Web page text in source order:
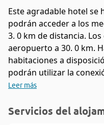
Este agradable hotel se
podrán acceder a los
3. 0 km de distancia.
aeropuerto a 30. 0 km.
habitaciones a
podrán utilizar la
Leer más
Servicios del